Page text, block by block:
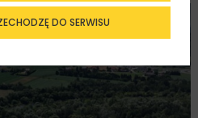
WIADOMOŚCI
DO SERWISU